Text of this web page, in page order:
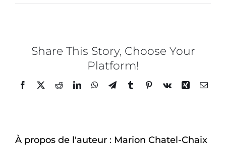
Share This Story, Choose Your
Platform!
Facebook
TwitterRedditLinkedInWhatsApp
TelegramTumblrPinterest
Vk Xing Email
À propos de l'auteur : Marion Chatel-Chaix